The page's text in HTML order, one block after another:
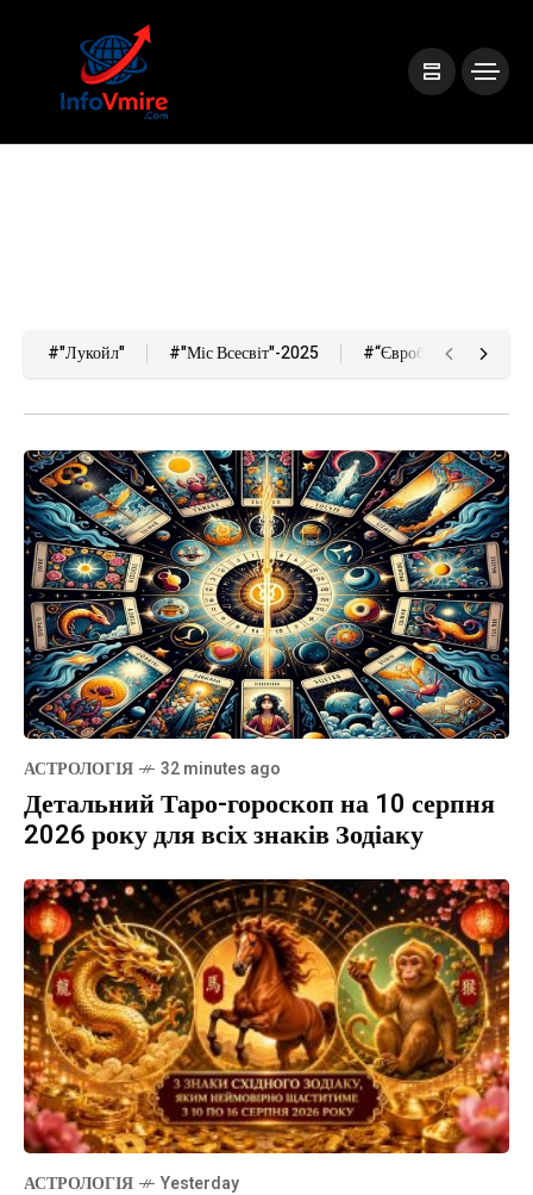
#"Лукойл" #"Міс Всесвіт"-2025 #“Євробачення-2026”
АСТРОЛОГІЯ 32 minutes ago
Детальний Таро-гороскоп на 10 серпня
2026 року для всіх знаків Зодіаку
АСТРОЛОГІЯ Yesterday